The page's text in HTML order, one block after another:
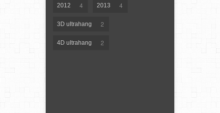
2012 4 2013 4
3D ultrahang 2
4D ultrahang 2